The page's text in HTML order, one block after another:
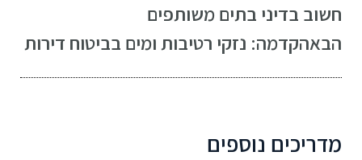
חשוב בדיני בתים משותפים
הבאהקדמה: נזקי רטיבות ומים בביטוח דירות
מדריכים נוספים